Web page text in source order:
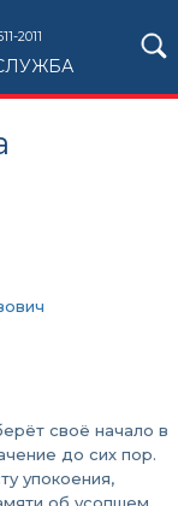
2011
своё начало в
до сих пор.
упокоения,